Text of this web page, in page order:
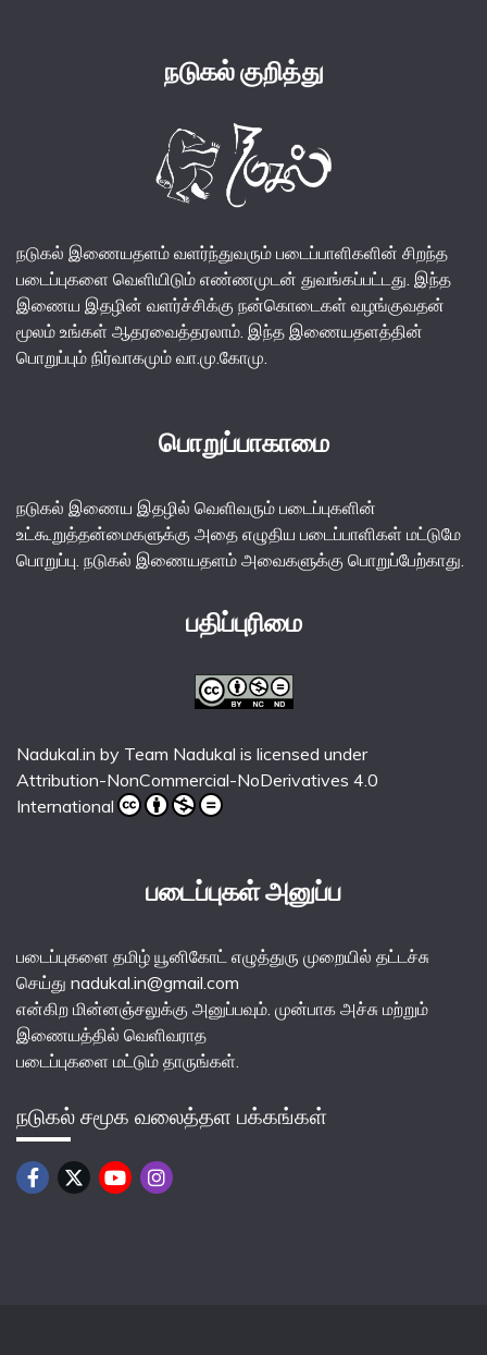
நடுகல் குறித்து
நடுகல் இணையதளம் வளர்ந்துவரும் படைப்பாளிகளின் சிறந்த
படைப்புகளை வெளியிடும் எண்ணமுடன் துவங்கப்பட்டது. இந்த
இணைய இதழின் வளர்ச்சிக்கு நன்கொடைகள் வழங்குவதன்
மூலம் உங்கள் ஆதரவைத்தரலாம். இந்த இணையதளத்தின்
பொறுப்பும் நிர்வாகமும் வா.மு.கோமு.
பொறுப்பாகாமை
நடுகல் இணைய இதழில் வெளிவரும் படைப்புகளின்
உட்கூறுத்தன்மைகளுக்கு அதை எழுதிய படைப்பாளிகள் மட்டுமே
பொறுப்பு. நடுகல் இணையதளம் அவைகளுக்கு பொறுப்பேற்காது.
பதிப்புரிமை
Nadukal.in by Team Nadukal is licensed under
Attribution-NonCommercial-NoDerivatives 4.0
International
படைப்புகள் அனுப்ப
படைப்புகளை தமிழ் யூனிகோட் எழுத்துரு முறையில் தட்டச்சு
செய்து nadukal.in@gmail.com
என்கிற மின்னஞ்சலுக்கு அனுப்பவும். முன்பாக அச்சு மற்றும்
இணையத்தில் வெளிவராத
படைப்புகளை மட்டும் தாருங்கள்.
நடுகல் சமூக வலைத்தள பக்கங்கள்